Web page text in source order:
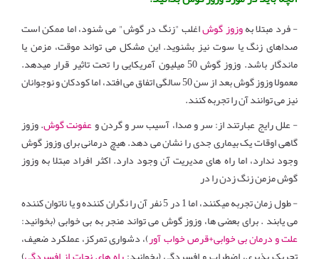
- فرد مبتلا بهوزوز گوشاغلب "زنگ در گوش" می شنود، اما ممکن است
صداهای زنگ یا سوت نیز بشنوید. این مشکل می تواند موقت، مزمن یا
ماندگار باشد. وزوز گوش 50 میلیون آمریکایی را تحت تاثیر قرار میدهد.
معمولا وزوز گوش بعد از سن 50 سالگی اتفاق می افتد، اما کودکان و نوجوانان
نیز می توانند آن را تجربه کنند.
- علل رایج عبارتند از: سر و صدا، آسیب سر و گردن وعفونت گوش. وزوز
گاهی اوقات یک بیماری جدی را نشان می دهد. هیچ درمانی برای وزوز گوش
وجود ندارد، اما راه های مدیریت آن وجود دارد. اکثر افراد مبتلا به وزوز
گوش مزمن زنگ زدن را در
- طول زمان تجربه میکنند، اما 1 در 5 نفر آن را نگران کننده و یا ناتوان کننده
می یابند . برای بعضی ها، وزوز گوش می تواند منجر به بی خوابی (بخوانید:
علت و درمان بی خوابی+قرص خواب آور)، دشواری تمرکز، عملکرد ضعیف،